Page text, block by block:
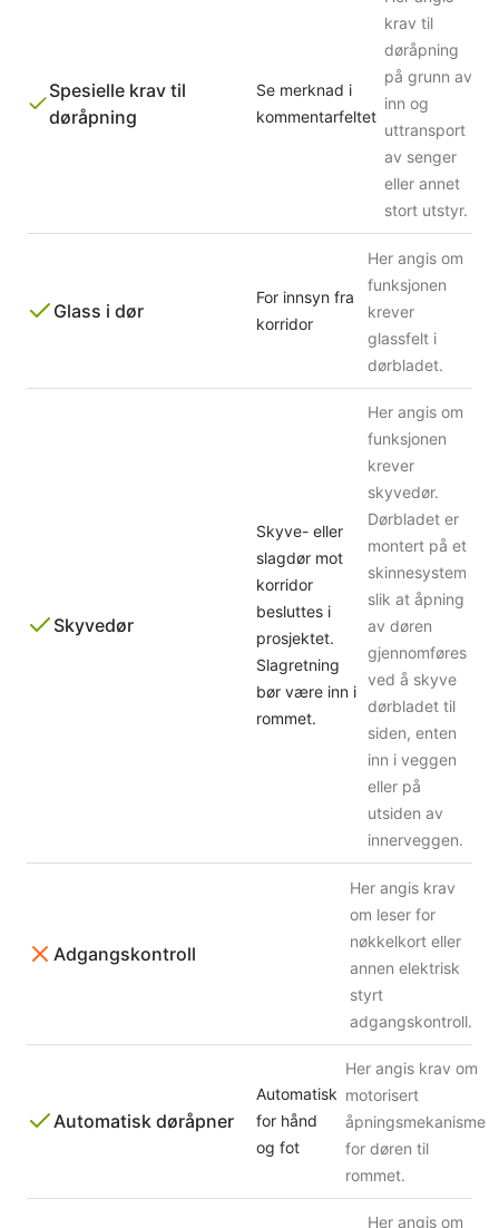
Spesielle krav til
døråpning
Se merknad i
kommentarfeltet
krav til
døråpning
på grunn av
inn og
uttransport
av senger
eller annet
stort utstyr.
Glass i dør
For innsyn fra
korridor
Her angis om
funksjonen
krever
glassfelt i
dørbladet.
Skyvedør
Skyve- eller
slagdør mot
korridor
besluttes i
prosjektet.
Slagretning
bør være inn i
rommet.
Her angis om
funksjonen
krever
skyvedør.
Dørbladet er
montert på et
skinnesystem
slik at åpning
av døren
gjennomføres
ved å skyve
dørbladet til
siden, enten
inn i veggen
eller på
utsiden av
innerveggen.
Adgangskontroll
Her angis krav
om leser for
nøkkelkort eller
annen elektrisk
styrt
adgangskontroll.
Automatisk døråpner
Automatisk
for hånd
og fot
Her angis krav om
motorisert
åpningsmekanisme
for døren til
rommet.
Her angis om